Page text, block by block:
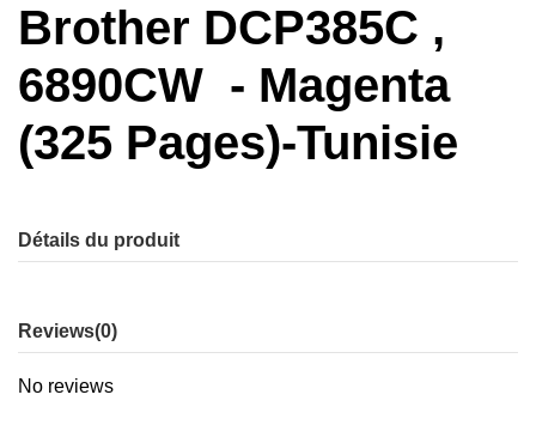
Brother DCP385C ,
6890CW - Magenta
(325 Pages)-Tunisie
Détails du produit
Reviews(0)
No reviews